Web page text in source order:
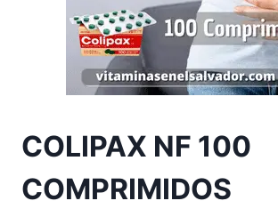
COLIPAX NF 100
COMPRIMIDOS